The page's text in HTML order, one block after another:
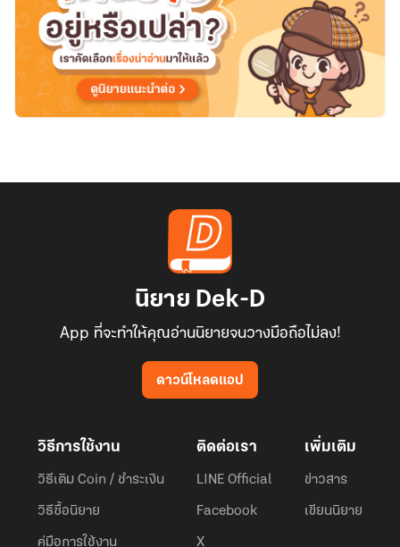
นิยาย Dek-D
App ที่จะทำให้คุณอ่านนิยายจนวางมือถือไม่ลง!
ดาวน์โหลดแอป
วิธีการใช้งาน
วิธีเติม Coin / ชำระเงิน
วิธีซื้อนิยาย
คู่มือการใช้งาน
ติดต่อเรา
LINE Official
Facebook
X
เพิ่มเติม
ข่าวสาร
เขียนนิยาย